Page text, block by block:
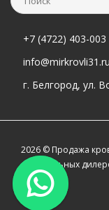
+7 (4722) 403-003
info@mirkrovli31.ru
г. Белгород, ул.
2026 © Продажа
официальных